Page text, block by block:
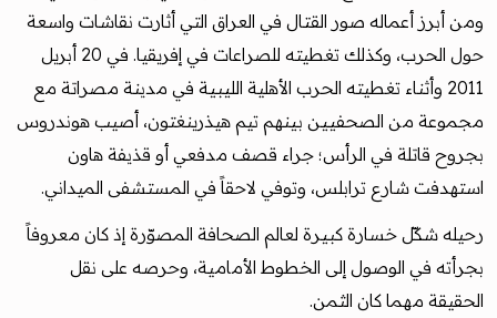
ومن أبرز أعماله صور القتال في العراق التي أثارت نقاشات واسعة
حول الحرب، وكذلك تغطيته للصراعات في إفريقيا. في 20 أبريل
2011 وأثناء تغطيته الحرب الأهلية الليبية في مدينة مصراتة مع
مجموعة من الصحفيين بينهم تيم هيذرينغتون، أصيب هوندروس
بجروح قاتلة في الرأس؛ جراء قصف مدفعي أو قذيفة هاون
استهدفت شارع ترابلس، وتوفي لاحقاً في المستشفى الميداني.
رحيله شكّل خسارة كبيرة لعالم الصحافة المصوّرة إذ كان معروفاً
بجرأته في الوصول إلى الخطوط الأمامية، وحرصه على نقل
الحقيقة مهما كان الثمن.